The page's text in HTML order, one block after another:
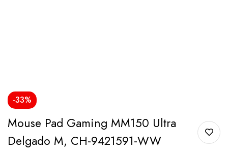
-33%
Mouse Pad Gaming MM150 Ultra
Delgado M, CH-9421591-WW